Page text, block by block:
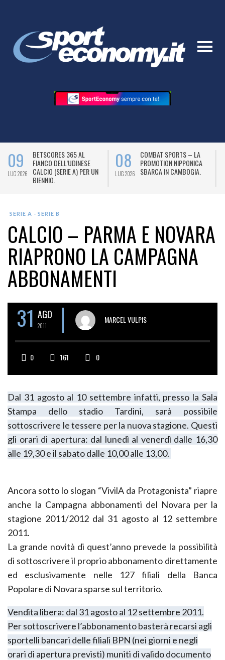
09
LUG 2026
BETSCORES 365 AL
FIANCO DELL’UDINESE
CALCIO (SERIE A) PER UN
BIENNIO.
08
LUG 2026
COMBAT SPORTS – LA
PROMOTION NIPPONICA
SBARCA IN CAMBOGIA.
SERIE A - SERIE B
CALCIO – PARMA E NOVARA
RIAPRONO LA CAMPAGNA
ABBONAMENTI
31 AGO
2011
MARCEL VULPIS
0 161 0
Dal 31 agosto al 10 settembre infatti, presso la Sala
Stampa dello stadio Tardini, sarà possibile
sottoscrivere le tessere per la nuova stagione. Questi
gli orari di apertura: dal lunedì al venerdì dalle 16,30
alle 19,30 e il sabato dalle 10,00 alle 13,00.
Ancora sotto lo slogan “VivilA da Protagonista” riapre
anche la Campagna abbonamenti del Novara per la
stagione 2011/2012 dal 31 agosto al 12 settembre
2011.
La grande novità di quest’anno prevede la possibilità
di sottoscrivere il proprio abbonamento direttamente
ed esclusivamente nelle 127 filiali della Banca
Popolare di Novara sparse sul territorio.
Vendita libera: dal 31 agosto al 12 settembre 2011.
Per sottoscrivere l’abbonamento basterà recarsi agli
sportelli bancari delle filiali BPN (nei giorni e negli
orari di apertura previsti) muniti di valido documento